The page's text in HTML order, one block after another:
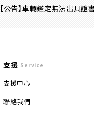
【公告】車輛鑑定無法出具證
支援 Service
支援中心
聯絡我們